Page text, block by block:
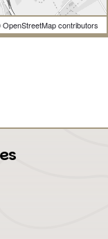
OpenStreetMap contributors